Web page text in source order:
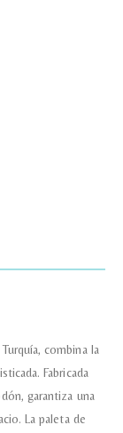
combina la
Fabricada
garantiza una
La paleta de